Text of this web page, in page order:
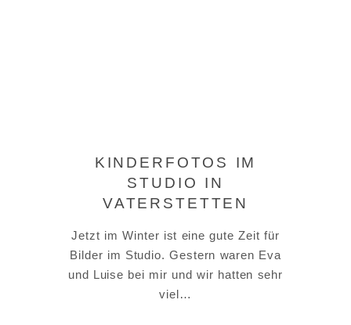
KINDERFOTOS IM
STUDIO IN
VATERSTETTEN
Jetzt im Winter ist eine gute Zeit für
Bilder im Studio. Gestern waren Eva
und Luise bei mir und wir hatten sehr
viel…